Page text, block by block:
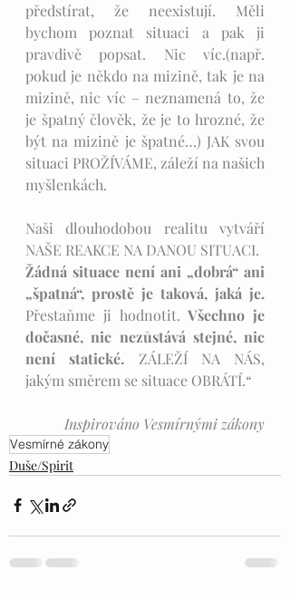
předstírat, že neexistují. Měli
bychom poznat situaci a pak ji
pravdivě popsat. Nic víc.(např.
pokud je někdo na mizině, tak je na
mizině, nic víc – neznamená to, že
je špatný člověk, že je to hrozné, že
být na mizině je špatné…) JAK svou
situaci PROŽÍVÁME, záleží na našich
myšlenkách.
Naši dlouhodobou realitu vytváří
NAŠE REAKCE NA DANOU SITUACI.
Žádná situace není ani „dobrá“ ani
„špatná“, prostě je taková, jaká je.
Přestaňme ji hodnotit. Všechno je
dočasné, nic nezůstává stejné, nic
není statické. ZÁLEŽÍ NA NÁS,
jakým směrem se situace OBRÁTÍ.“
       Inspirováno Vesmírnými zákony
Vesmírné zákony
Duše/Spirit